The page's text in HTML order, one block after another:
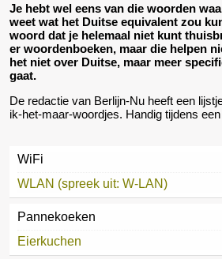
Je hebt wel eens van die woorden
weet wat het Duitse equivalent zou
woord dat je helemaal niet kunt
er woordenboeken, maar die helpen
het niet over Duitse, maar meer
gaat.
De redactie van Berlijn-Nu heeft een
ik-het-maar-woordjes. Handig tijdens
WiFi
WLAN (spreek uit: W-LAN)
Pannekoeken
Eierkuchen